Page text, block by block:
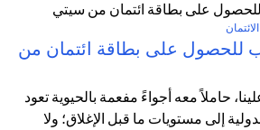
للحصول على بطاقة ائتمان من
حاملاً معه أجواءً مفعمة بالحيوية تعود
إلى مستويات ما قبل الإغلاق؛ ولا